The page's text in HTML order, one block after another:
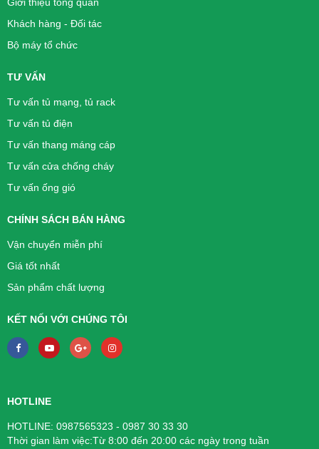
Khách hàng - Đối tác
Bộ máy tổ chức
TƯ VẤN
Tư vấn tủ mạng, tủ rack
Tư vấn tủ điện
Tư vấn thang máng cáp
Tư vấn cửa chống cháy
Tư vấn ống gió
CHÍNH SÁCH BÁN HÀNG
Vận chuyển miễn phí
Giá tốt nhất
Sản phẩm chất lượng
KẾT NỐI VỚI CHÚNG TÔI
HOTLINE
HOTLINE: 0987565323 - 0987 30 33 30
Thời gian làm việc:Từ 8:00 đến 20:00 các ngày trong tuần